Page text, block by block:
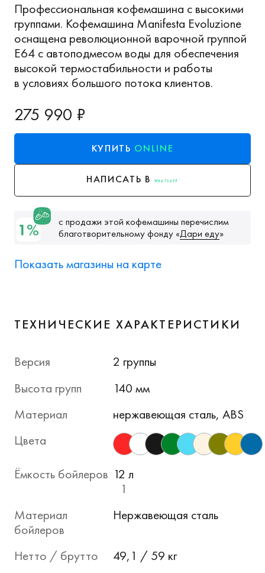
Профессиональная кофемашина с высокими
группами. Кофемашина Manifesta Evoluzione
оснащена революционной варочной группой
E64 с автоподмесом воды для обеспечения
высокой термостабильности и работы
в условиях большого потока клиентов.
275 990 ₽
КУПИТЬ ONLINE
НАПИСАТЬ В WHATSAPP
с продажи этой кофемашины перечислим
благотворительному фонду«Дари еду»
Показать магазины на карте
ТЕХНИЧЕСКИЕ ХАРАКТЕРИСТИКИ
Версия
2 группы
Высота групп
140 мм
Материал
нержавеющая сталь, ABS
Цвета
Ёмкость бойлеров 12 л
1
Материал
бойлеров
Нержавеющая сталь
Нетто / брутто
49,1 / 59 кг